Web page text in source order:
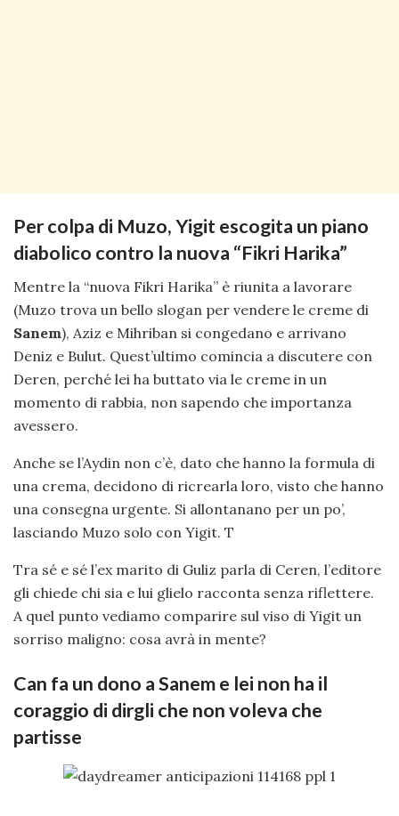
Per colpa di Muzo, Yigit escogita un piano
diabolico contro la nuova “Fikri Harika”
Mentre la “nuova Fikri Harika” è riunita a lavorare
(Muzo trova un bello slogan per vendere le creme di
Sanem), Aziz e Mihriban si congedano e arrivano
Deniz e Bulut. Quest’ultimo comincia a discutere con
Deren, perché lei ha buttato via le creme in un
momento di rabbia, non sapendo che importanza
avessero.
Anche se l’Aydin non c’è, dato che hanno la formula di
una crema, decidono di ricrearla loro, visto che hanno
una consegna urgente. Si allontanano per un po’,
lasciando Muzo solo con Yigit. T
Tra sé e sé l’ex marito di Guliz parla di Ceren, l’editore
gli chiede chi sia e lui glielo racconta senza riflettere.
A quel punto vediamo comparire sul viso di Yigit un
sorriso maligno: cosa avrà in mente?
Can fa un dono a Sanem e lei non ha il
coraggio di dirgli che non voleva che
partisse